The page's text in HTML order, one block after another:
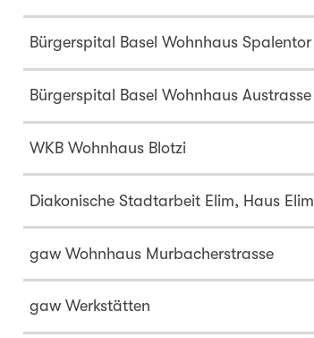
Bürgerspital Basel Wohnhaus Spalentor
Bürgerspital Basel Wohnhaus Austrasse
WKB Wohnhaus Blotzi
Diakonische Stadtarbeit Elim, Haus Elim
gaw Wohnhaus Murbacherstrasse
gaw Werkstätten